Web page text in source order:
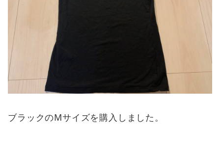
ブラックのMサイズを購入しました。